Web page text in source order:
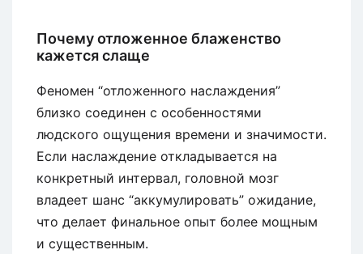
Почему отложенное блаженство
кажется слаще
Феномен “отложенного наслаждения”
близко соединен с особенностями
людского ощущения времени и значимости.
Если наслаждение откладывается на
конкретный интервал, головной мозг
владеет шанс “аккумулировать” ожидание,
что делает финальное опыт более мощным
и существенным.